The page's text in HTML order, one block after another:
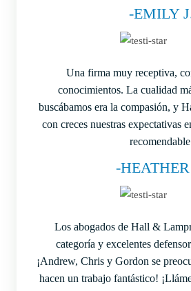
-EMILY
Una firma muy receptiva,
conocimientos. La cualidad
buscábamos era la compasión, y
con creces nuestras expectativas
-
Los abogados de Hall &
categoría y excelentes
¡Andrew, Chris y Gordon se
hacen un trabajo fantástico!